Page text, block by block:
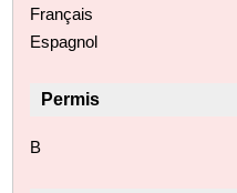
Français
Espagnol
Permis
B